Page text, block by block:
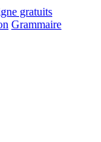
Grammaire